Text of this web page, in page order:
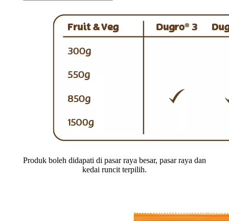
Produk boleh didapati di pasar raya besar, pasar raya dan
kedai runcit terpilih.